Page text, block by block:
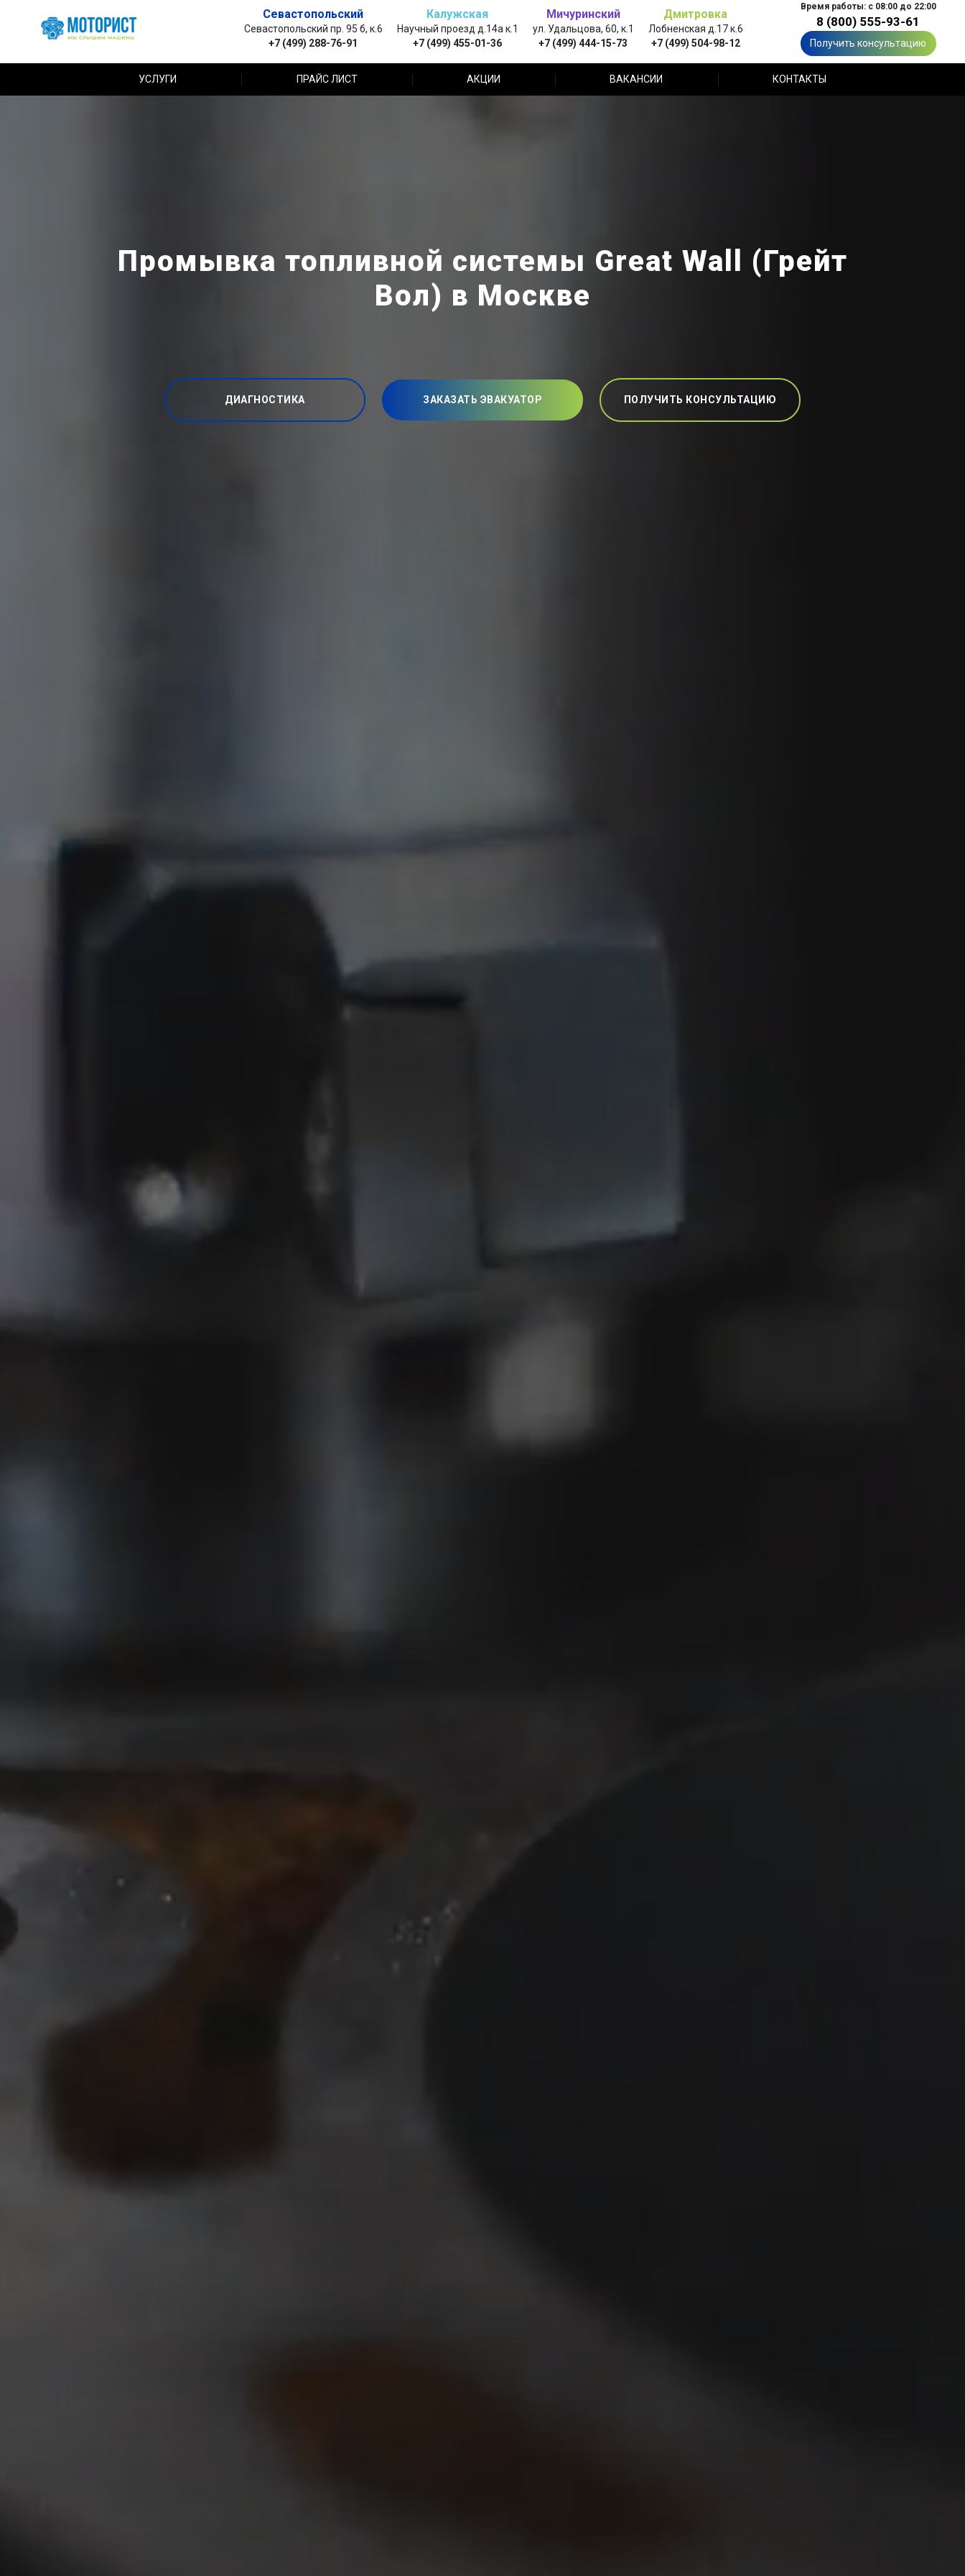
Севастопольский
Севастопольский пр. 95 б, к.6
+7 (499) 288-76-91
Калужская
Научный проезд д.14а к.1
+7 (499) 455-01-36
Мичуринский
ул. Удальцова, 60, к.1
+7 (499) 444-15-73
Дмитровка
Лобненская д.17 к.6
+7 (499) 504-98-12
Время работы: с 08:00 до 22:00
8 (800) 555-93-61
Получить консультацию
УСЛУГИ ПРАЙС ЛИСТ АКЦИИ ВАКАНСИИ КОНТАКТЫ
Промывка топливной системы Great Wall (Грейт
Вол) в Москве
ДИАГНОСТИКА ЗАКАЗАТЬ ЭВАКУАТОР ПОЛУЧИТЬ КОНСУЛЬТАЦИЮ